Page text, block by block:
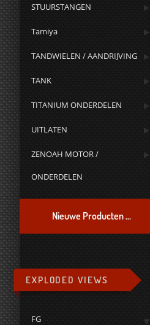
STUURSTANGEN
Tamiya
TANDWIELEN / AANDRIJVING
TANK
TITANIUM ONDERDELEN
UITLATEN
ZENOAH MOTOR /
ONDERDELEN
Nieuwe Producten ...
EXPLODED VIEWS
FG